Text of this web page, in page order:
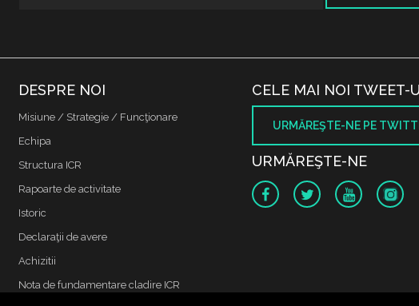
DESPRE NOI
Misiune / Strategie / Funcţionare
Echipa
Structura ICR
Rapoarte de activitate
Istoric
Declaraţii de avere
Achizitii
Nota de fundamentare cladire ICR
CELE MAI NOI TWEET-
URMĂREŞTE-NE PE
URMĂREŞTE-NE